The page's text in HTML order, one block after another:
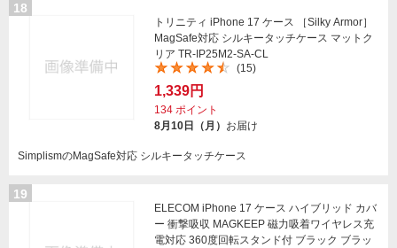
18
トリニティ iPhone 17 ケース ［Silky Armor］
MagSafe対応 シルキータッチケース マットク
リア TR-IP25M2-SA-CL
(15)
1,339円
134 ポイント
8月10日（月） お届け
SimplismのMagSafe対応 シルキータッチケース
19
ELECOM iPhone 17 ケース ハイブリッド カバ
ー 衝撃吸収 MAGKEEP 磁力吸着ワイヤレス充
電対応 360度回転スタンド付 ブラック ブラッ